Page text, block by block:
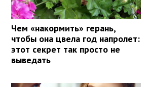
Чем «накормить» герань,
чтобы она цвела год напролет:
этот секрет так просто не
выведать